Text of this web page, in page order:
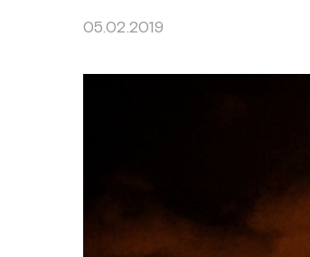
05.02.2019